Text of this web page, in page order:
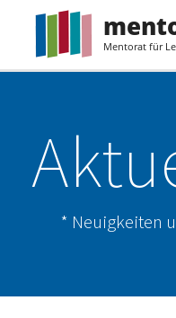
Mentorat für
Neuigkeiten